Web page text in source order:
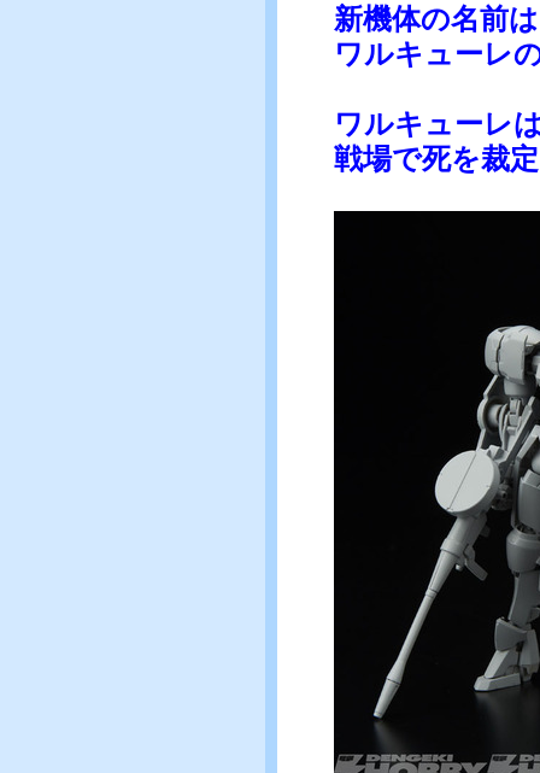
新機体の名前
ワルキューレ
ワルキューレ
戦場で死を裁